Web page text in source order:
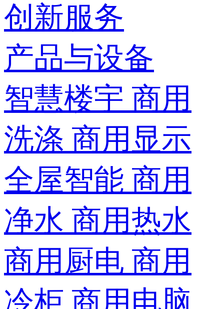
创新服务
产品与设备
智慧楼宇 商用
洗涤 商用显示
全屋智能 商用
净水 商用热水
商用厨电 商用
冷柜 商用电脑